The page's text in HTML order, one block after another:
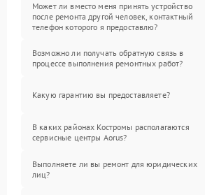
Может ли вместо меня принять устройство
после ремонта другой человек, контактный
телефон которого я предоставлю?
Возможно ли получать обратную связь в
процессе выполнения ремонтных работ?
Какую гарантию вы предоставляете?
В каких районах Костромы располагаются
сервисные центры Aorus?
Выполняете ли вы ремонт для юридических
лиц?